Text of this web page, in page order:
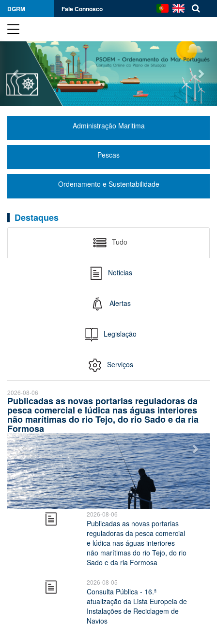
DGRM Fale Connosco
Previous
Administração Maritima
Pescas
Ordenamento e Sustentabilidade
Destaques
Tudo
Noticias
Alertas
Legislação
Serviços
2026-08-06
Publicadas as novas portarias reguladoras da
pesca comercial e lúdica nas águas interiores
não marítimas do rio Tejo, do rio Sado e da ria
Formosa
2026-08-06
Publicadas as novas portarias
reguladoras da pesca comercial
e lúdica nas águas interiores
não marítimas do rio Tejo, do rio
Sado e da ria Formosa
2026-08-05
Consulta Pública - 16.ª
atualização da Lista Europeia de
Instalações de Reciclagem de
Navios